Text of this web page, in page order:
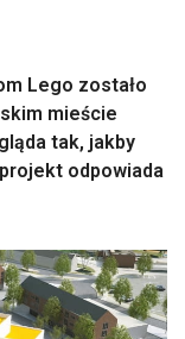
Lego zostało
mieście
tak, jakby
odpowiada